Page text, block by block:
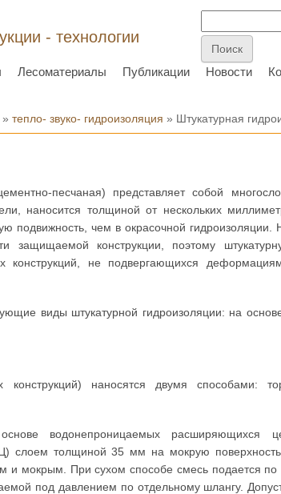
- технологии
Лесоматериалы Публикации Новости
»тепло- звуко- гидроизоляция » Штукатурная
песчаная) представляет собой
наносится толщиной от нескольких
чем в окрасочной гидроизоляции.
защищаемой конструкции, поэтому
конструкций, не подвергающихся
виды штукатурной гидроизоляции: на
наносятся двумя способами:
водонепроницаемых расширяющихся
слоем толщиной 35 мм на мокрую
и мокрым. При сухом способе смесь подается по
под давлением по отдельному шлангу.